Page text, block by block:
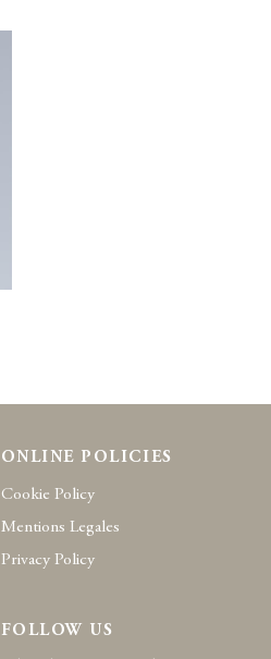
ONLINE POLICIES
Cookie Policy
Mentions Legales
Privacy Policy
FOLLOW US